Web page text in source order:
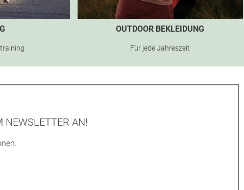
OUTDOOR BEKLEIDUNG
Für jede Jahreszeit
NEWSLETTER AN!